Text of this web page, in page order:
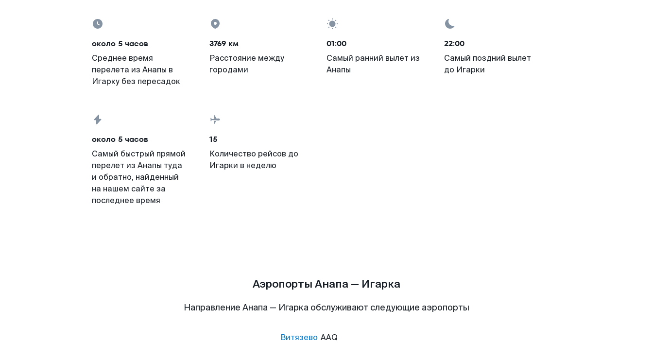
около 5 часов
Среднее время
перелета из Анапы в
Игарку без пересадок
3769 км
Расстояние между
городами
01:00
Самый ранний вылет из
Анапы
22:00
Самый поздний вылет
до Игарки
около 5 часов
Самый быстрый прямой
перелет из Анапы туда
и обратно, найденный
на нашем сайте за
последнее время
15
Количество рейсов до
Игарки в неделю
Аэропорты Анапа — Игарка
Направление Анапа — Игарка обслуживают следующие аэропорты
Витязево AAQ